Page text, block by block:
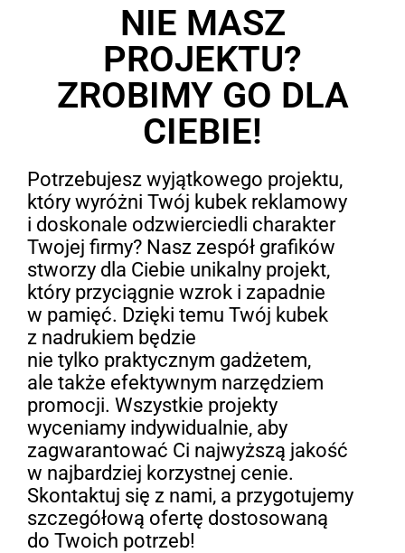
NIE MASZ
PROJEKTU?
ZROBIMY GO DLA
CIEBIE!
Potrzebujesz wyjątkowego projektu,
który wyróżni Twój kubek reklamowy
i doskonale odzwierciedli charakter
Twojej firmy? Nasz zespół grafików
stworzy dla Ciebie unikalny projekt,
który przyciągnie wzrok i zapadnie
w pamięć. Dzięki temu Twój kubek
z nadrukiem będzie
nie tylko praktycznym gadżetem,
ale także efektywnym narzędziem
promocji. Wszystkie projekty
wyceniamy indywidualnie, aby
zagwarantować Ci najwyższą jakość
w najbardziej korzystnej cenie.
Skontaktuj się z nami, a przygotujemy
szczegółową ofertę dostosowaną
do Twoich potrzeb!